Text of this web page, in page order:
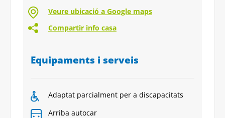
Veure ubicació a Google maps
Compartir info casa
Equipaments i serveis
Adaptat parcialment per a discapacitats
Arriba autocar